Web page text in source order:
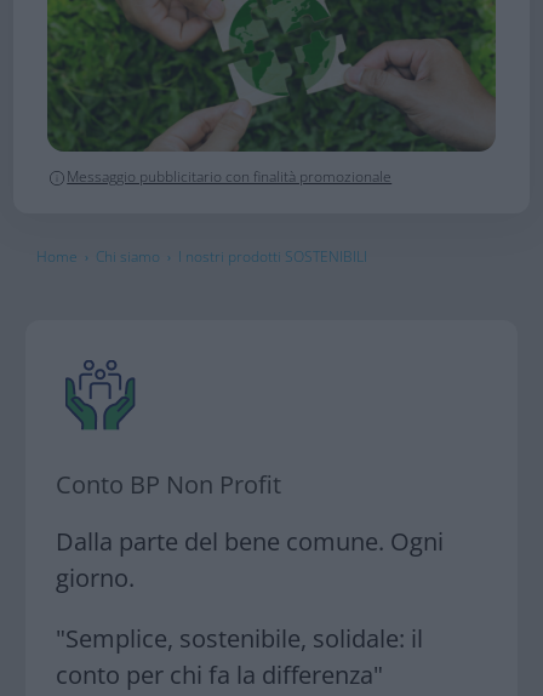
Messaggio pubblicitario con finalità promozionale
Home › Chi siamo › I nostri prodotti SOSTENIBILI
Conto BP Non Profit
Dalla parte del bene comune. Ogni
giorno.
"Semplice, sostenibile, solidale: il
conto per chi fa la differenza"